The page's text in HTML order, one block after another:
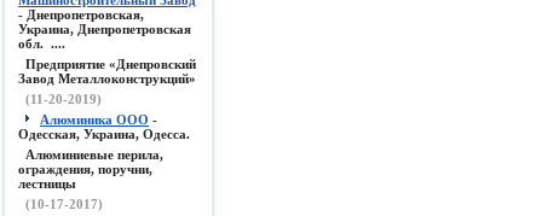
- Днепропетровская,
Украина, Днепропетровская
обл. ....
Предприятие «Днепровский
Завод Металлоконструкций»
(11-20-2019)
Алюминика ООО -
Одесская, Украина, Одесса.
Алюминиевые перила,
ограждения, поручни,
лестницы
(10-17-2017)